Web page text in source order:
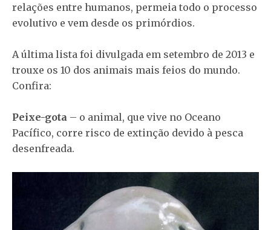
relações entre humanos, permeia todo o processo
evolutivo e vem desde os primórdios.
A última lista foi divulgada em setembro de 2013 e
trouxe os 10 dos animais mais feios do mundo.
Confira:
Peixe-gota – o animal, que vive no Oceano
Pacífico, corre risco de extinção devido à pesca
desenfreada.